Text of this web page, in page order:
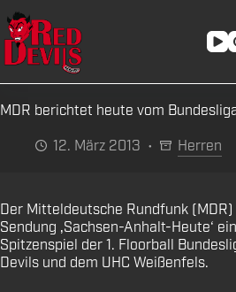
Zum
Inhalt
springen
MDR berichtet heute vom
12. März 2013
Herren
Der Mitteldeutsche Rundfunk
Sendung ‚Sachsen-Anhalt-Heute‘
Spitzenspiel der 1. Floorball
Devils und dem UHC Weißenfels.